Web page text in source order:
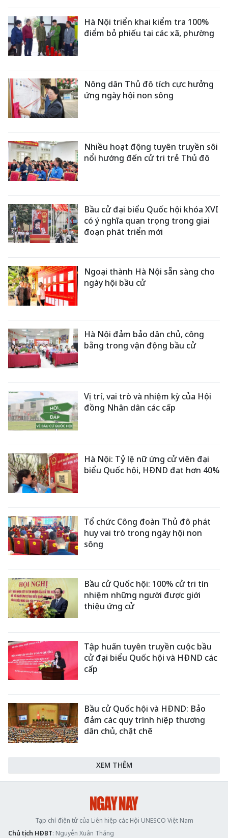
Hà Nội triển khai kiểm tra 100%
điểm bỏ phiếu tại các xã, phường
Nông dân Thủ đô tích cực hưởng
ứng ngày hội non sông
Nhiều hoạt động tuyên truyền sôi
nổi hướng đến cử tri trẻ Thủ đô
Bầu cử đại biểu Quốc hội khóa XVI
có ý nghĩa quan trọng trong giai
đoạn phát triển mới
Ngoại thành Hà Nội sẵn sàng cho
ngày hội bầu cử
Hà Nội đảm bảo dân chủ, công
bằng trong vận động bầu cử
Vị trí, vai trò và nhiệm kỳ của Hội
đồng Nhân dân các cấp
Hà Nội: Tỷ lệ nữ ứng cử viên đại
biểu Quốc hội, HĐND đạt hơn 40%
Tổ chức Công đoàn Thủ đô phát
huy vai trò trong ngày hội non
sông
Bầu cử Quốc hội: 100% cử tri tín
nhiệm những người được giới
thiệu ứng cử
Tập huấn tuyên truyền cuộc bầu
cử đại biểu Quốc hội và HĐND các
cấp
Bầu cử Quốc hội và HĐND: Bảo
đảm các quy trình hiệp thương
dân chủ, chặt chẽ
XEM THÊM
Tạp chí điện tử của Liên hiệp các Hội UNESCO Việt Nam
Chủ tịch HĐBT: Nguyễn Xuân Thắng